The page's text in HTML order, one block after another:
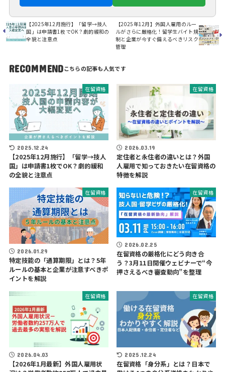
【2025年12月施行】「留学→技人
国」は申請書1枚でOK？劇的緩和の
全貌と注意点
【2025年12月】外国人雇用のルー
ルがさらに厳格化！留学生バイト規
制と企業が今すぐ備えるべきリスク
管理
RECOMMEND
在留資格
2025.12.24
【2025年12月施行】「留学→技人
国」は申請書1枚でOK？劇的緩和
の全貌と注意点
在留資格
2026.03.19
定住者と永住者の違いとは？外国
人雇用で知っておきたい在留資格の
特徴を解説
在留資格
2026.01.29
特定技能の「通算期限」とは？5年
ルールの基本と企業が注意すべきポ
イントを解説
在留資格
2026.02.25
在留資格の厳格化にどう向き合
う？3月11日開催ウェビナーで“今
押さえるべき審査動向”を整理
在留資格
2026.04.03
【2026年1月最新】外国人雇用状
在留資格
2025.12.24
在留資格「身分系」とは？日本で